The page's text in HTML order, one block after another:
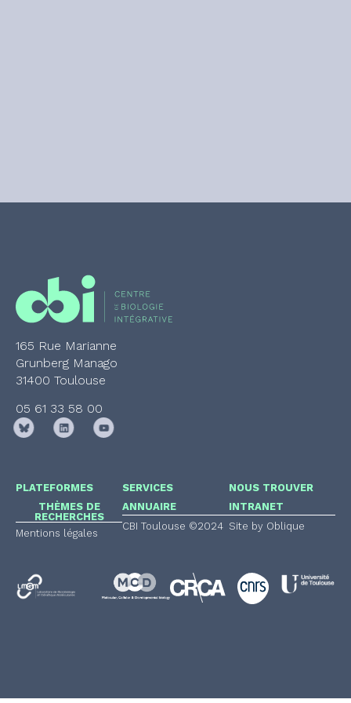
165 Rue Marianne
Grunberg Manago
31400 Toulouse
05 61 33 58 00
PLATEFORMES
THÈMES DE
RECHERCHES
Mentions légales
SERVICES
ANNUAIRE
CBI Toulouse ©2024
NOUS TROUVER
INTRANET
Site by Oblique